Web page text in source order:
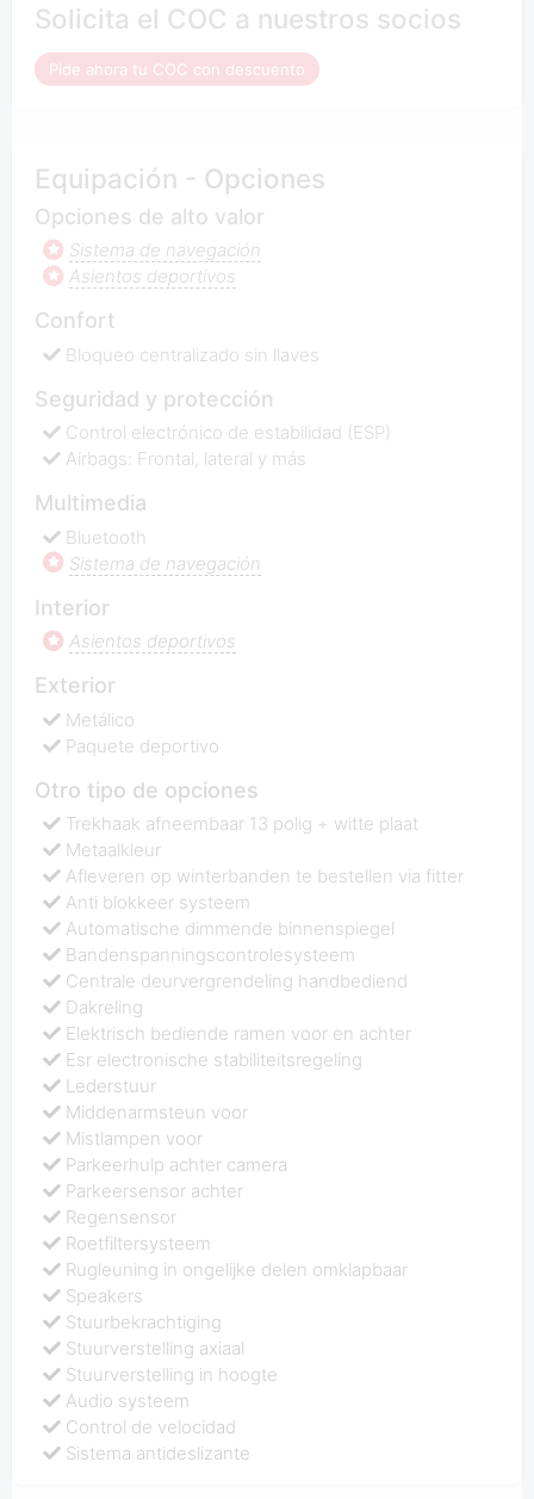
Solicita el COC a nuestros socios
Pide ahora tu COC con descuento
Equipación - Opciones
Opciones de alto valor
Sistema de navegación
Asientos deportivos
Confort
Bloqueo centralizado sin llaves
Seguridad y protección
Control electrónico de estabilidad (ESP)
Airbags: Frontal, lateral y más
Multimedia
Bluetooth
Sistema de navegación
Interior
Asientos deportivos
Exterior
Metálico
Paquete deportivo
Otro tipo de opciones
Trekhaak afneembaar 13 polig + witte plaat
Metaalkleur
Afleveren op winterbanden te bestellen via fitter
Anti blokkeer systeem
Automatische dimmende binnenspiegel
Bandenspanningscontrolesysteem
Centrale deurvergrendeling handbediend
Dakreling
Elektrisch bediende ramen voor en achter
Esr electronische stabiliteitsregeling
Lederstuur
Middenarmsteun voor
Mistlampen voor
Parkeerhulp achter camera
Parkeersensor achter
Regensensor
Roetfiltersysteem
Rugleuning in ongelijke delen omklapbaar
Speakers
Stuurbekrachtiging
Stuurverstelling axiaal
Stuurverstelling in hoogte
Audio systeem
Control de velocidad
Sistema antideslizante